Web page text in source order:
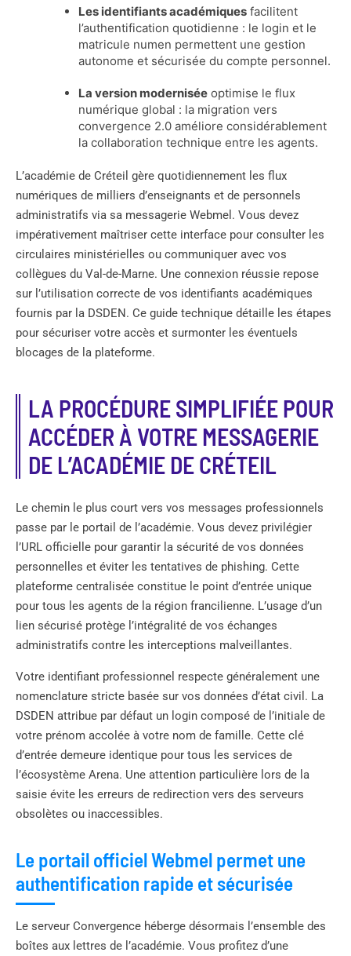
Les identifiants académiques facilitent
l’authentification quotidienne : le login et le
matricule numen permettent une gestion
autonome et sécurisée du compte personnel.
La version modernisée optimise le flux
numérique global : la migration vers
convergence 2.0 améliore considérablement
la collaboration technique entre les agents.
L’académie de Créteil gère quotidiennement les flux
numériques de milliers d’enseignants et de personnels
administratifs via sa messagerie Webmel. Vous devez
impérativement maîtriser cette interface pour consulter les
circulaires ministérielles ou communiquer avec vos
collègues du Val-de-Marne. Une connexion réussie repose
sur l’utilisation correcte de vos identifiants académiques
fournis par la DSDEN. Ce guide technique détaille les étapes
pour sécuriser votre accès et surmonter les éventuels
blocages de la plateforme.
LA PROCÉDURE SIMPLIFIÉE POUR
ACCÉDER À VOTRE MESSAGERIE
DE L’ACADÉMIE DE CRÉTEIL
Le chemin le plus court vers vos messages professionnels
passe par le portail de l’académie. Vous devez privilégier
l’URL officielle pour garantir la sécurité de vos données
personnelles et éviter les tentatives de phishing. Cette
plateforme centralisée constitue le point d’entrée unique
pour tous les agents de la région francilienne. L’usage d’un
lien sécurisé protège l’intégralité de vos échanges
administratifs contre les interceptions malveillantes.
Votre identifiant professionnel respecte généralement une
nomenclature stricte basée sur vos données d’état civil. La
DSDEN attribue par défaut un login composé de l’initiale de
votre prénom accolée à votre nom de famille. Cette clé
d’entrée demeure identique pour tous les services de
l’écosystème Arena. Une attention particulière lors de la
saisie évite les erreurs de redirection vers des serveurs
obsolètes ou inaccessibles.
Le portail officiel Webmel permet une
authentification rapide et sécurisée
Le serveur Convergence héberge désormais l’ensemble des
boîtes aux lettres de l’académie. Vous profitez d’une